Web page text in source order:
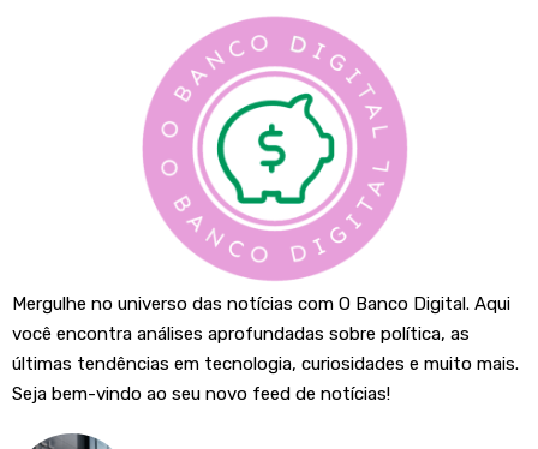
Mergulhe no universo das notícias com O Banco Digital. Aqui
você encontra análises aprofundadas sobre política, as
últimas tendências em tecnologia, curiosidades e muito mais.
Seja bem-vindo ao seu novo feed de notícias!